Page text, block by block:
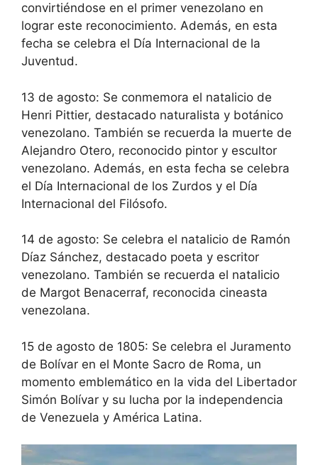
convirtiéndose en el primer venezolano en
lograr este reconocimiento. Además, en esta
fecha se celebra el Día Internacional de la
Juventud.
13 de agosto: Se conmemora el natalicio de
Henri Pittier, destacado naturalista y botánico
venezolano. También se recuerda la muerte de
Alejandro Otero, reconocido pintor y escultor
venezolano. Además, en esta fecha se celebra
el Día Internacional de los Zurdos y el Día
Internacional del Filósofo.
14 de agosto: Se celebra el natalicio de Ramón
Díaz Sánchez, destacado poeta y escritor
venezolano. También se recuerda el natalicio
de Margot Benacerraf, reconocida cineasta
venezolana.
15 de agosto de 1805: Se celebra el Juramento
de Bolívar en el Monte Sacro de Roma, un
momento emblemático en la vida del Libertador
Simón Bolívar y su lucha por la independencia
de Venezuela y América Latina.